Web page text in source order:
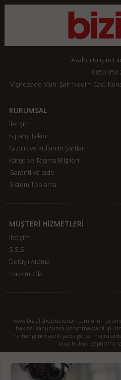
Avalon Bilişim
0850 850
Vişnezade Mah. Şair Nedim Cad.
KURUMSAL
İletişim
Sipariş Takibi
Gizlilik ve Kullanım Şartları
Kargo ve Taşıma Bilgileri
Garanti ve İade
Sistem Toplama
MÜŞTERİ HİZMETLERİ
İletişim
S.S.S.
Detaylı Arama
Hakkımızda
www.bizial.shop bulunan tüm ürün
hakları kanununca korunmakta olup
herhangi biri yazılı ya da görsel
olup hukuki yaptırıma